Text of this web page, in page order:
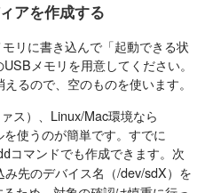
アを作成する
リに書き込んで「起動できる状
メモリを用意してください。
るので、空のものを使います。
ス）、Linux/Mac環境なら
使うのが簡単です。すでに
コマンドでも作成できます。次
先のデバイス名（/dev/sdX）を